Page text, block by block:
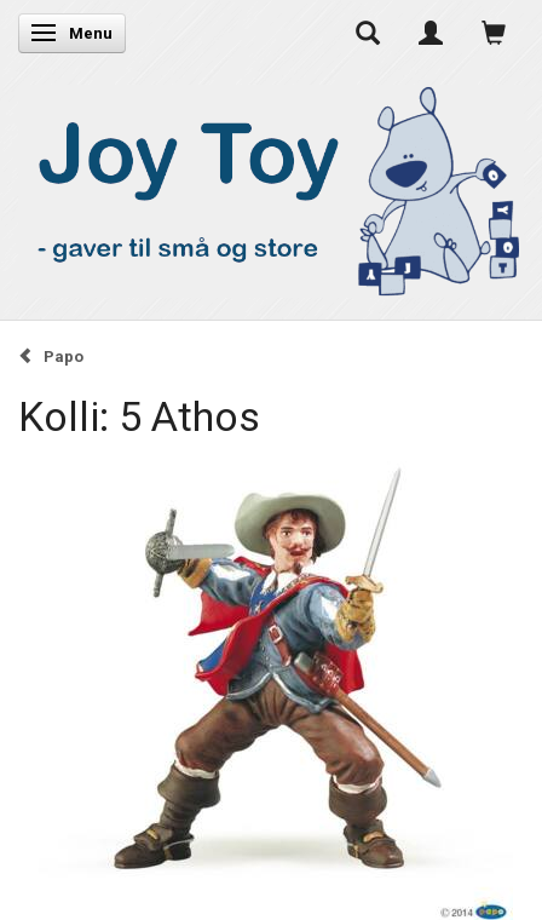
Skifte navigation
Menu
Papo
Kolli: 5 Athos